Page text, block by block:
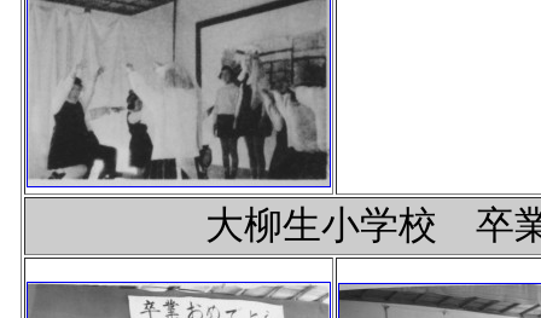
大柳生小学校 卒